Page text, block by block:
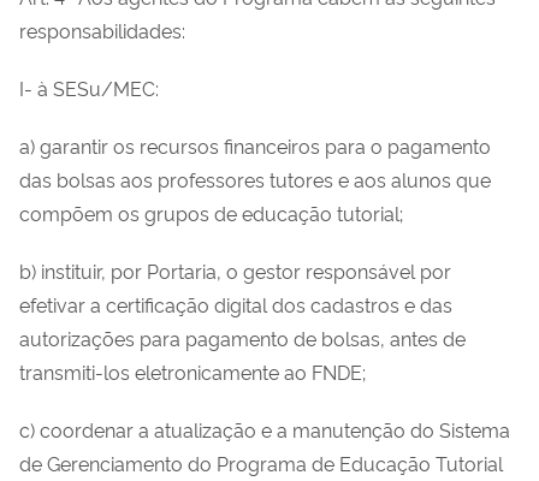
responsabilidades:
I- à SESu/MEC:
a) garantir os recursos financeiros para o pagamento
das bolsas aos professores tutores e aos alunos que
compõem os grupos de educação tutorial;
b) instituir, por Portaria, o gestor responsável por
efetivar a certificação digital dos cadastros e das
autorizações para pagamento de bolsas, antes de
transmiti-los eletronicamente ao FNDE;
c) coordenar a atualização e a manutenção do Sistema
de Gerenciamento do Programa de Educação Tutorial